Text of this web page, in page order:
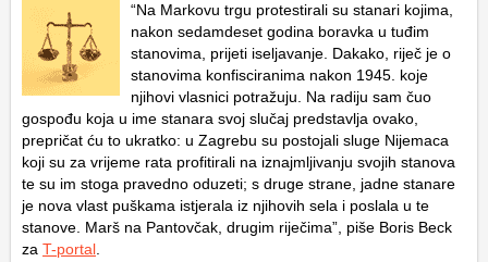
“Na Markovu trgu protestirali su stanari kojima,
nakon sedamdeset godina boravka u tuđim
stanovima, prijeti iseljavanje. Dakako, riječ je o
stanovima konfisciranima nakon 1945. koje
njihovi vlasnici potražuju. Na radiju sam čuo
gospođu koja u ime stanara svoj slučaj predstavlja ovako,
prepričat ću to ukratko: u Zagrebu su postojali sluge Nijemaca
koji su za vrijeme rata profitirali na iznajmljivanju svojih stanova
te su im stoga pravedno oduzeti; s druge strane, jadne stanare
je nova vlast puškama istjerala iz njihovih sela i poslala u te
stanove. Marš na Pantovčak, drugim riječima”, piše Boris Beck
za T-portal